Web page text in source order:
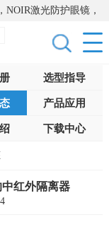
激光防护眼镜，
，红外热像仪，激光
选型指导
产品应用
下载中心
红外隔离器